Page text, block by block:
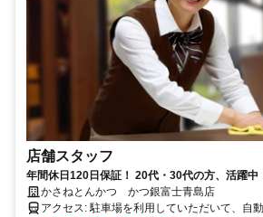
店舗スタッフ
年間休日120日保証！ 20代・30代の方、活躍
い店舗をご相談ください。
かさねとんかつ かつ銀富士青島店
アクセス: 駐車場を利用していただいて、